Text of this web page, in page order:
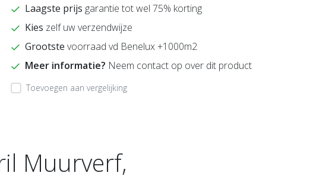
Laagste prijs garantie tot wel 75% korting
Kies zelf uw verzendwijze
Grootste voorraad vd Benelux +1000m2
Meer informatie? Neem contact op over dit product
Toevoegen aan vergelijking
Muurverf,